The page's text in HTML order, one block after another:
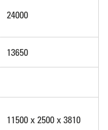
24000
13650
11500 x 2500 x 3810